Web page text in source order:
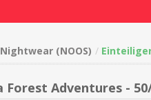
Nightwear (NOOS)
Adventures -